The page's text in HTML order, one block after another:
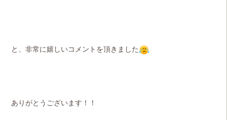
と、非常に嬉しいコメントを頂きました
ありがとうございます！！